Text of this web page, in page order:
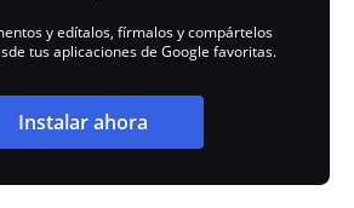
y edítalos, fírmalos y compártelos
tus aplicaciones de Google favoritas.
Instalar ahora